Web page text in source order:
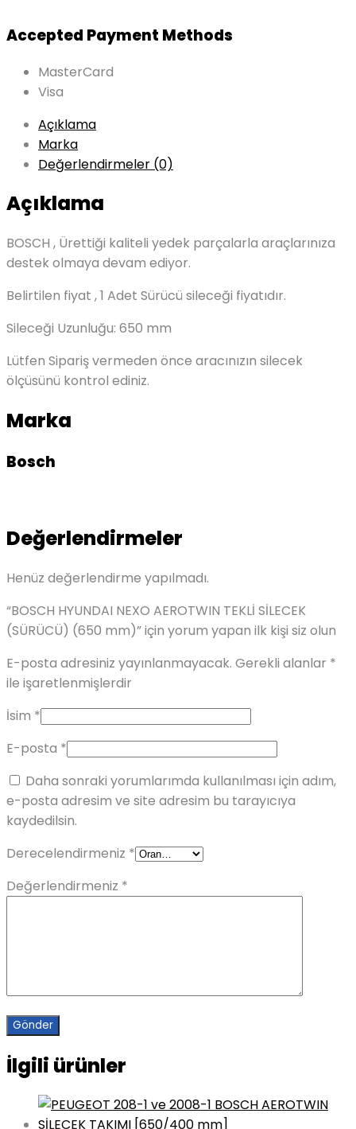
Accepted Payment Methods
MasterCard
Visa
Açıklama
Marka
Değerlendirmeler (0)
Açıklama
BOSCH , Ürettiği kaliteli yedek parçalarla araçlarınıza
destek olmaya devam ediyor.
Belirtilen fiyat , 1 Adet Sürücü sileceği fiyatıdır.
Sileceği Uzunluğu: 650 mm
Lütfen Sipariş vermeden önce aracınızın silecek
ölçüsünü kontrol ediniz.
Marka
Bosch
Değerlendirmeler
Henüz değerlendirme yapılmadı.
“BOSCH HYUNDAI NEXO AEROTWIN TEKLİ SİLECEK
(SÜRÜCÜ) (650 mm)” için yorum yapan ilk kişi siz olun
E-posta adresiniz yayınlanmayacak. Gerekli alanlar *
ile işaretlenmişlerdir
İsim *
E-posta *
Daha sonraki yorumlarımda kullanılması için adım,
e-posta adresim ve site adresim bu tarayıcıya
kaydedilsin.
Derecelendirmeniz *
Değerlendirmeniz *
İlgili ürünler